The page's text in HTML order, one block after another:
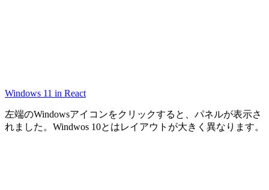
Windows 11 in React
左端のWindowsアイコンをクリックすると、パネルが表示さ
れました。Windwos 10とはレイアウトが大きく異なります。